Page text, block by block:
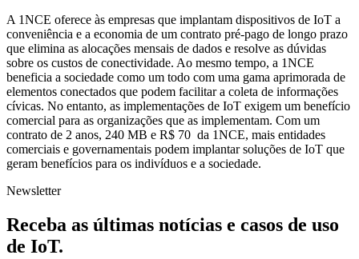
A 1NCE oferece às empresas que implantam dispositivos de IoT a
conveniência e a economia de um contrato pré-pago de longo prazo
que elimina as alocações mensais de dados e resolve as dúvidas
sobre os custos de conectividade. Ao mesmo tempo, a 1NCE
beneficia a sociedade como um todo com uma gama aprimorada de
elementos conectados que podem facilitar a coleta de informações
cívicas. No entanto, as implementações de IoT exigem um benefício
comercial para as organizações que as implementam. Com um
contrato de 2 anos, 240 MB e R$ 70 da 1NCE, mais entidades
comerciais e governamentais podem implantar soluções de IoT que
geram benefícios para os indivíduos e a sociedade.
Newsletter
Receba as últimas notícias e casos de uso
de IoT.